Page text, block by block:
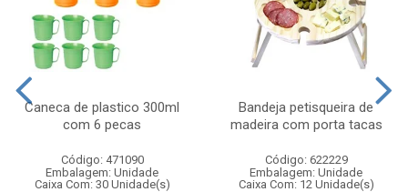
Caneca de plastico 300ml
com 6 pecas
Código: 471090
Embalagem: Unidade
Caixa Com: 30 Unidade(s)
Bandeja petisqueira de
madeira com porta tacas
Código: 622229
Embalagem: Unidade
Caixa Com: 12 Unidade(s)